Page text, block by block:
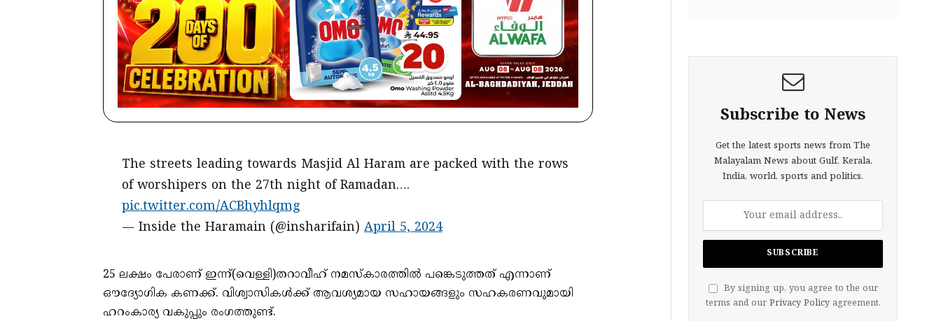
The streets leading towards Masjid Al Haram are packed with the rows
of worshipers on the 27th night of Ramadan….
pic.twitter.com/ACBhyhlqmg
— Inside the Haramain (@insharifain)April 5, 2024
25 ലക്ഷം പേരാണ് ഇന്ന്(വെള്ളി)തറാവീഹ് നമസ്കാരത്തിൽ പങ്കെടുത്തത് എന്നാണ്
ഔദ്യോഗിക കണക്ക്. വിശ്വാസികൾക്ക് ആവശ്യമായ സഹായങ്ങളും സ​ഹകരണവുമായി
ഹറംകാര്യ വകുപ്പും രം​ഗത്തുണ്ട്.
Subscribe to News
Get the latest sports news from The
Malayalam News about Gulf, Kerala,
India, world, sports and politics.
By signing up, you agree to the our
terms and our Privacy Policyagreement.